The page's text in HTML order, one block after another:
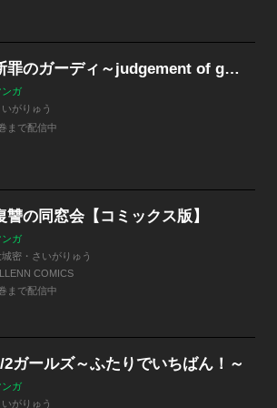
断罪のガーディ～judgement of good and evil～【分冊版】
ンガ
いがりゅう
まで配信中
讐の同窓会【コミックス版】
ンガ
城密・さいがりゅう
COMICS
まで配信中
2ガールズ～ふたりでいちばん！～
ンガ
いがりゅう